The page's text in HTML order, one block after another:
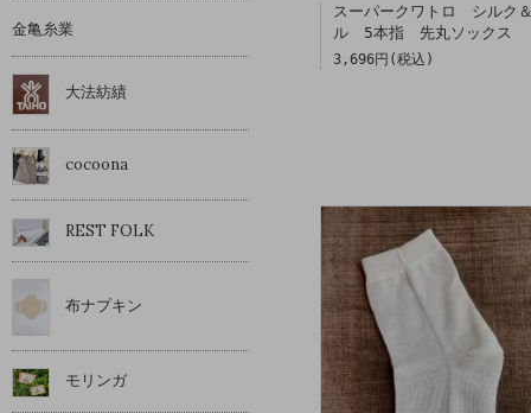
スーパークワトロ シルク
ル 5本指 先丸ソックス
3,696円(税込)
金亀糸業
大法紡績
cocoona
REST FOLK
布ナプキン
モリンガ